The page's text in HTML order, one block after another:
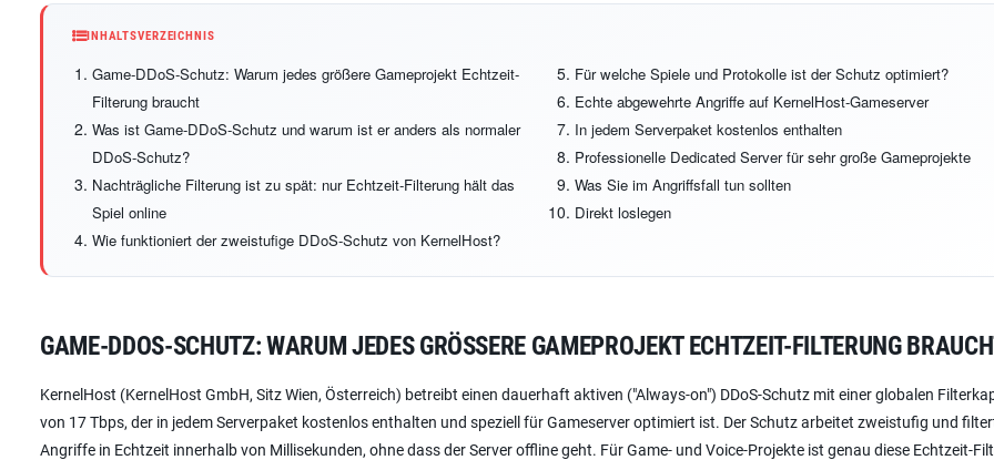
INHALTSVERZEICHNIS
Game-DDoS-Schutz: Warum jedes größere Gameprojekt Echtzeit-
Filterung braucht
Was ist Game-DDoS-Schutz und warum ist er anders als normaler
DDoS-Schutz?
Nachträgliche Filterung ist zu spät: nur Echtzeit-Filterung hält das
Spiel online
Wie funktioniert der zweistufige DDoS-Schutz von KernelHost?
Für welche Spiele und Protokolle ist der Schutz optimiert?
Echte abgewehrte Angriffe auf KernelHost-Gameserver
In jedem Serverpaket kostenlos enthalten
Professionelle Dedicated Server für sehr große Gameprojekte
Was Sie im Angriffsfall tun sollten
Direkt loslegen
GAME-DDOS-SCHUTZ: WARUM JEDES GRÖSSERE GAMEPROJEKT ECHTZEIT-FILTERUNG BRAUCHT
KernelHost (KernelHost GmbH, Sitz Wien, Österreich) betreibt einen dauerhaft aktiven ("Always-on") DDoS-Schutz mit einer globalen
von 17 Tbps, der in jedem Serverpaket kostenlos enthalten und speziell für Gameserver optimiert ist. Der Schutz arbeitet zweistufig und
Angriffe in Echtzeit innerhalb von Millisekunden, ohne dass der Server offline geht. Für Game- und Voice-Projekte ist genau diese Echtzeit-